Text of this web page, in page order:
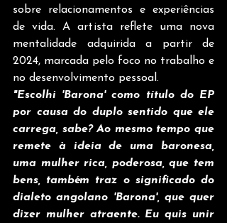
sobre relacionamentos e experiências
de vida. A artista reflete uma nova
mentalidade adquirida a partir de
2024, marcada pelo foco no trabalho e
no desenvolvimento pessoal.
"Escolhi 'Barona' como título do EP
por causa do duplo sentido que ele
carrega, sabe? Ao mesmo tempo que
remete à ideia de uma baronesa,
uma mulher rica, poderosa, que tem
bens, também traz o significado do
dialeto angolano 'Barona', que quer
dizer mulher atraente. Eu quis unir